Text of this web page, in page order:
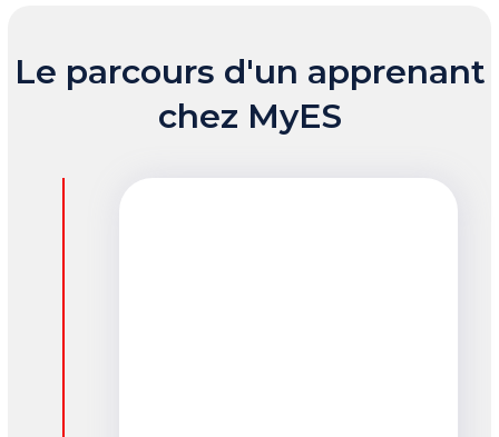
Le parcours d'un apprenant
chez MyES